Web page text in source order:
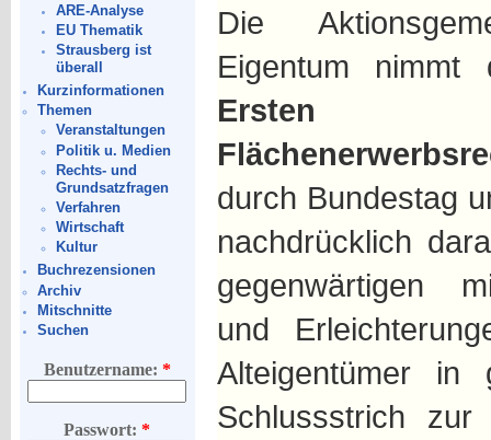
ARE-Analyse
EU Thematik
Strausberg ist
überall
Kurzinformationen
Themen
Veranstaltungen
Politik u. Medien
Rechts- und
Grundsatzfragen
Verfahren
Wirtschaft
Kultur
Buchrezensionen
Archiv
Mitschnitte
Suchen
Benutzername: *
Passwort:*
Die
Eigentum nimmt
Ersten
durch Bundestag
nachdrücklich
gegenwärtigen
und
Alteigentümer
Schlussstrich